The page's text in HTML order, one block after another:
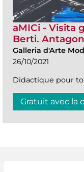
aMICi - Visita
Berti.
Galleria d'Arte
26/10/2021
Didactique pour
Gratuit avec la